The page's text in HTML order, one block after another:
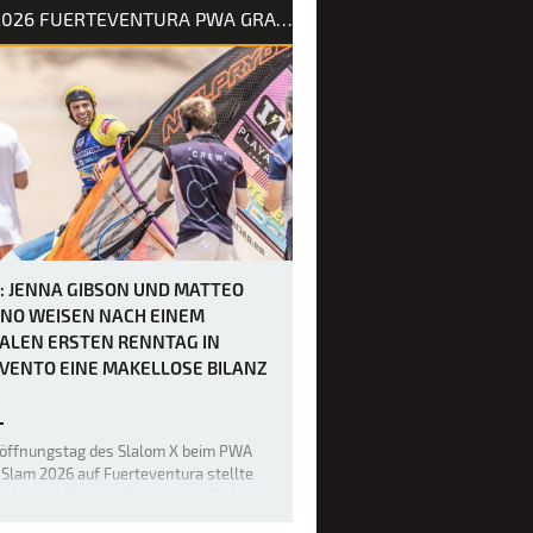
bei dem die unerbittlich
Winde keine Verschnaufpause
und die mentalen und körperlichen
der weltbesten Windsurfer bis
absoluten Grenzen bringen. Heute
2026 FUERTEVENTURA PWA GRAND SLAM
JENNA GIBSON UND MATTEO
WEISEN NACH EINEM
ERSTEN RENNTAG IN
EINE MAKELLOSE BILANZ
des Slalom X beim PWA
Slam 2026 auf Fuerteventura stellte